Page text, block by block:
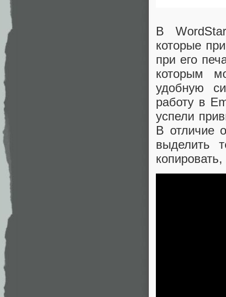
В
которые
при его
которым
удобную
работу в
успели
В отличие
выделить